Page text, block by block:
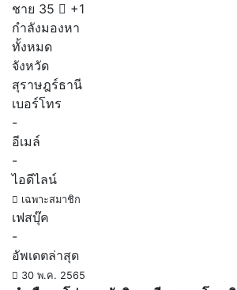
ชาย 35
+1
กำลังมองหา
ทั้งหมด
จังหวัด
สุราษฎร์ธานี
เบอร์โทร
-
อีเมล์
-
ไอดีไลน์
เฉพาะสมาชิก
เฟสบุ๊ค
-
อัพเดตล่าสุด
30 พ.ค. 2565